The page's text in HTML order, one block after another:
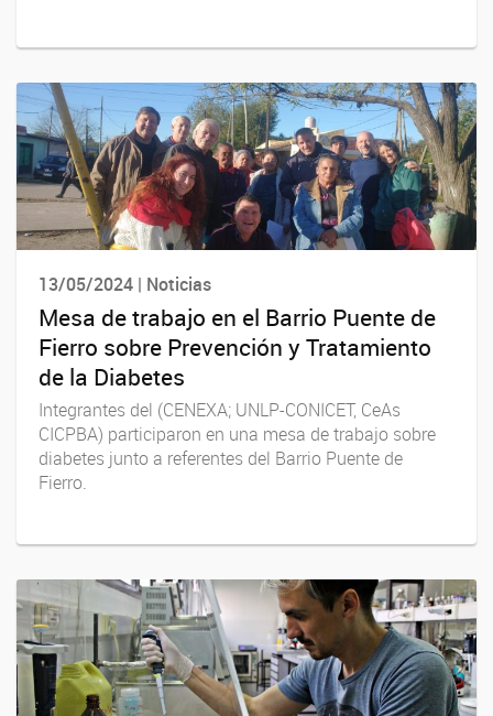
13/05/2024 | Noticias
Mesa de trabajo en el Barrio Puente de
Fierro sobre Prevención y Tratamiento
de la Diabetes
Integrantes del (CENEXA; UNLP-CONICET, CeAs
CICPBA) participaron en una mesa de trabajo sobre
diabetes junto a referentes del Barrio Puente de
Fierro.